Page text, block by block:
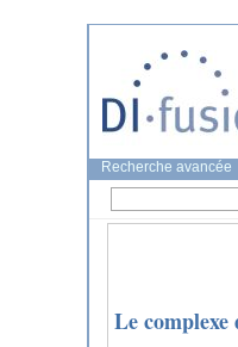
Recherche avancée
Le complexe